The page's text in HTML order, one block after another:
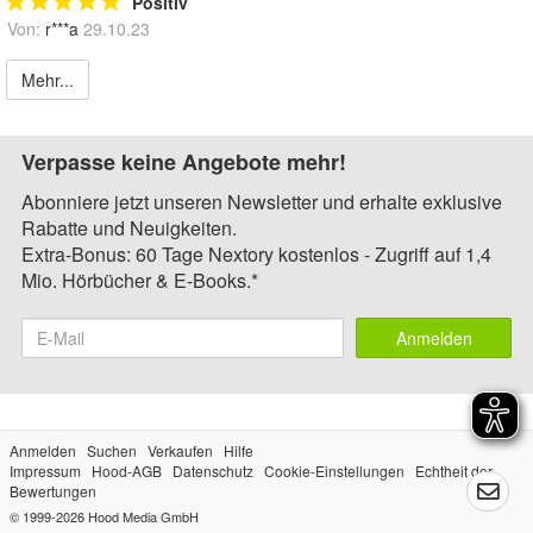
Von: r***a 29.10.23
Mehr...
Verpasse keine Angebote mehr!
Abonniere jetzt unseren Newsletter und erhalte exklusive
Rabatte und Neuigkeiten.
Extra-Bonus: 60 Tage Nextory kostenlos - Zugriff auf 1,4
Mio. Hörbücher & E-Books.*
Anmelden
Anmelden Suchen Verkaufen
Hilfe
Impressum
Hood-AGB Datenschutz Cookie-Einstellungen
Echtheit der
Bewertungen
© 1999-2026 Hood Media GmbH